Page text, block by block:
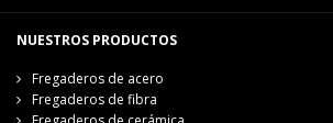
NUESTROS PRODUCTOS
Fregaderos de acero
Fregaderos de fibra